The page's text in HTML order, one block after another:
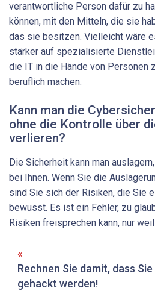
verantwortliche Person dafür zu
können, mit den Mitteln, die sie
das sie besitzen. Vielleicht wäre
stärker auf spezialisierte
die IT in die Hände von Personen
beruflich machen.
Kann man die
ohne die Kontrolle über
verlieren?
Die Sicherheit kann man
bei Ihnen. Wenn Sie die
sind Sie sich der Risiken, die Sie
bewusst. Es ist ein Fehler, zu
Risiken freisprechen kann, nur
Rechnen Sie damit, dass
gehackt werden!